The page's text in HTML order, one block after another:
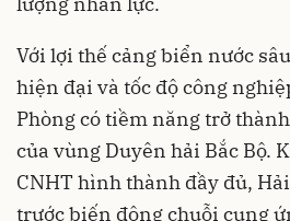
Với lợi thế cảng biển nước
hiện đại và tốc độ công
Phòng có tiềm năng trở
của vùng Duyên hải Bắc Bộ.
CNHT hình thành đầy đủ,
trước biến động chuỗi cung